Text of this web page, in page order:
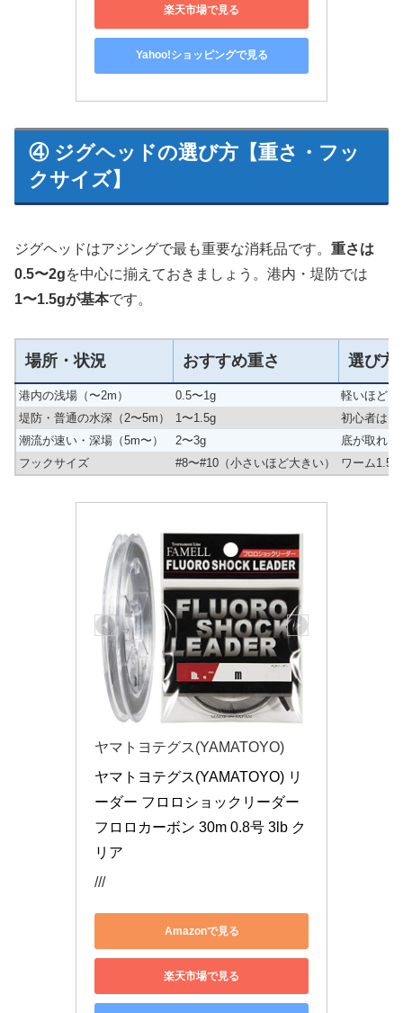
楽天市場で見る
Yahoo!ショッピングで見る
④ ジグヘッドの選び方【重さ・フッ
クサイズ】
ジグヘッドはアジングで最も重要な消耗品です。 重さは
0.5〜2gを中心に揃えておきましょう。港内・堤防では
1〜1.5gが基本です。
場所・状況 おすすめ重さ 選び方
港内の浅場（〜2m） 0.5〜1g
軽いほどス
堤防・普通の水深（2〜5m）
1〜1.5g
初心者はこ
潮流が速い・深場（5m〜）
2〜3g
底が取れ
フックサイズ
#8〜#10（小さいほど大きい） ワーム1.5
ヤマトヨテグス(YAMATOYO)
ヤマトヨテグス(YAMATOYO) リ
ーダー フロロショックリーダー
フロロカーボン 30m 0.8号 3lb ク
リア
///
Amazonで見る
楽天市場で見る